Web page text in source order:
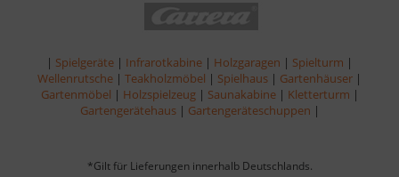
| Spielgeräte | Infrarotkabine | Holzgaragen | Spielturm |
Wellenrutsche | Teakholzmöbel | Spielhaus | Gartenhäuser |
Gartenmöbel | Holzspielzeug | Saunakabine | Kletterturm |
Gartengerätehaus | Gartengeräteschuppen |
*Gilt für Lieferungen innerhalb Deutschlands.